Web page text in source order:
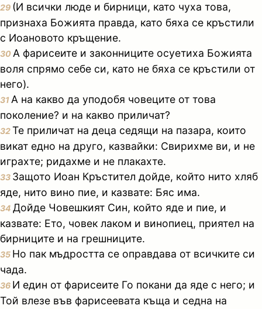
29 (И всички люде и бирници, като чуха това,
признаха Божията правда, като бяха се кръстили
с Иоановото кръщение.
30 А фарисеите и законниците осуетиха Божията
воля спрямо себе си, като не бяха се кръстили от
него).
31 А на какво да уподобя човеците от това
поколение? и на какво приличат?
32Те приличат на деца седящи на пазара, които
викат едно на друго, казвайки: Свирихме ви, и не
играхте; ридахме и не плакахте.
33 Защото Иоан Кръстител дойде, който нито хляб
яде, нито вино пие, и казвате: Бяс има.
34 Дойде Човешкият Син, който яде и пие, и
казвате: Ето, човек лаком и винопиец, приятел на
бирниците и на грешниците.
35 Но пак мъдростта се оправдава от всичките си
чада.
36 И един от фарисеите Го покани да яде с него; и
Той влезе във фарисеевата къща и седна на